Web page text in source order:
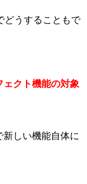
どうすることもで
クト機能の対象
しい機能自体に